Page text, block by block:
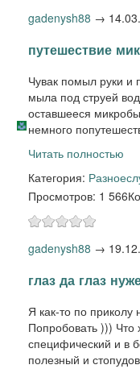
gadenysh88 →
путешествие
Чувак помыл руки и
мыла под струей
оставшееся
немного
Читать полностью
Категория: Разное
Просмотров: 1 566
gadenysh88 →
глаз да глаз
Я как-то по
Попробовать ))) Что
специфический и в
полезный и